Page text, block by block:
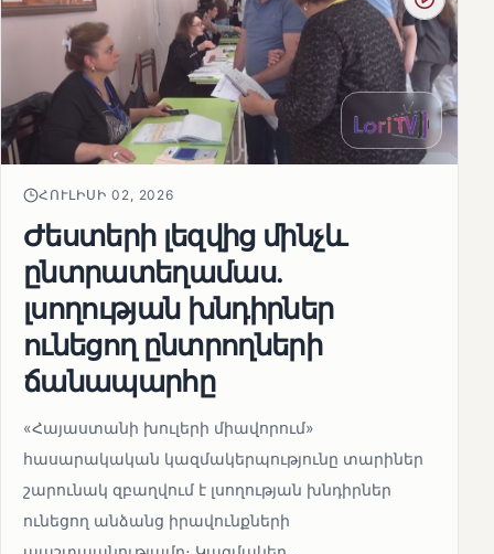
ՀՈՒԼԻՍԻ 02, 2026
Ժեստերի լեզվից մինչև
ընտրատեղամաս.
լսողության խնդիրներ
ունեցող ընտրողների
ճանապարհը
«Հայաստանի խուլերի միավորում»
հասարակական կազմակերպությունը տարիներ
շարունակ զբաղվում է լսողության խնդիրներ
ունեցող անձանց իրավունքների